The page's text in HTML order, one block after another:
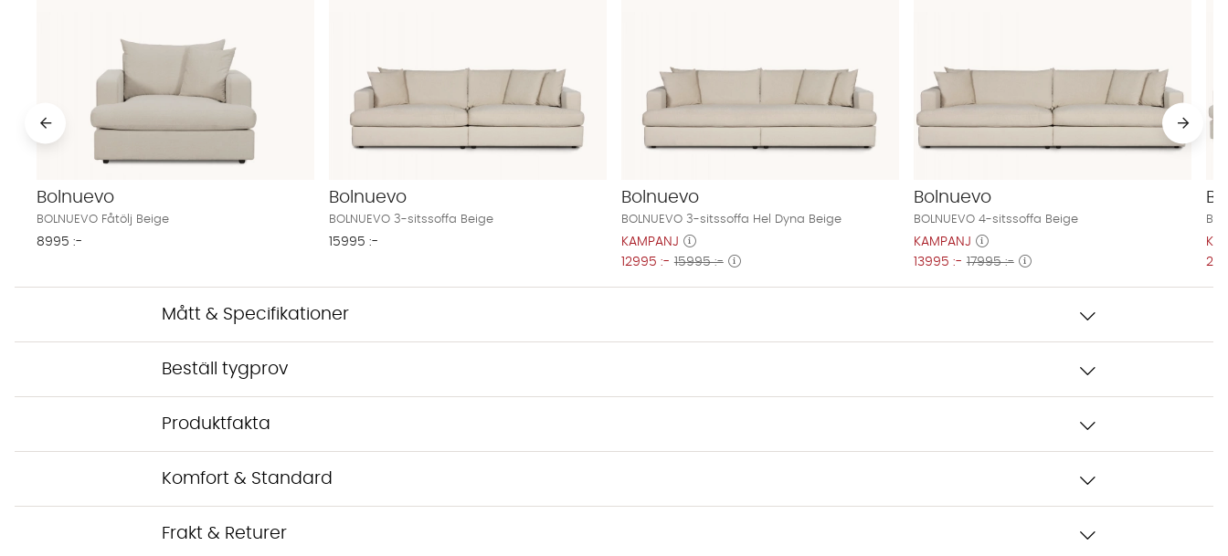
Bolnuevo
BOLNUEVO Fåtölj Beige
8995 :-
Bolnuevo
BOLNUEVO 3-sitssoffa Beige
15995 :-
Bolnuevo
BOLNUEVO 3-sitssoffa Hel Dyna Beige
KAMPANJ
12995 :- 15995 :-
Bolnuevo
BOLNUEVO 4-sitssoffa Beige
KAMPANJ
13995 :- 17995 :-
Mått & Specifikationer
Beställ tygprov
Produktfakta
Komfort & Standard
Frakt & Returer